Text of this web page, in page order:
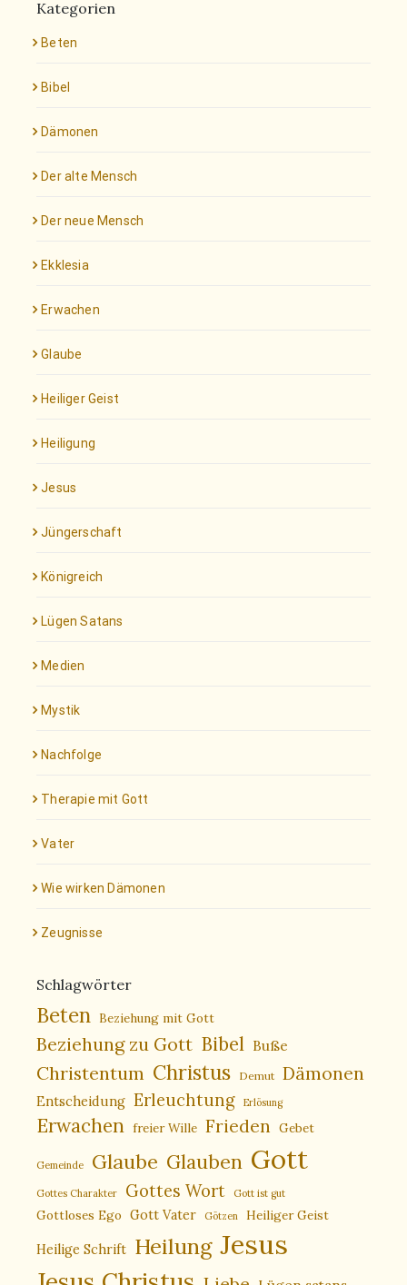
Kategorien
Beten
Bibel
Dämonen
Der alte Mensch
Der neue Mensch
Ekklesia
Erwachen
Glaube
Heiliger Geist
Heiligung
Jesus
Jüngerschaft
Königreich
Lügen Satans
Medien
Mystik
Nachfolge
Therapie mit Gott
Vater
Wie wirken Dämonen
Zeugnisse
Schlagwörter
Beten Beziehung mit Gott
Beziehung zu Gott Bibel Buße
Christentum Christus Demut Dämonen
Entscheidung Erleuchtung Erlösung
Erwachen freier Wille Frieden Gebet
Gemeinde Glaube Glauben Gott
Gottes Charakter Gottes Wort Gott ist gut
Gottloses Ego Gott Vater Götzen Heiliger Geist
Heilige Schrift Heilung Jesus